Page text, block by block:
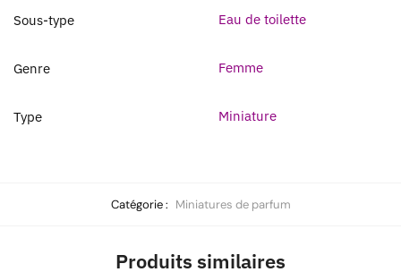
Sous-type Eau de toilette
Genre Femme
Type Miniature
Catégorie : Miniatures de parfum
Produits similaires